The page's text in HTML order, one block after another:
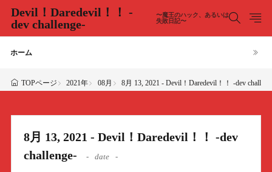
Devil！Daredevil！！ -
dev challenge-
〜魔王のハック、あるいは
失敗日記〜
ホーム
TOPページ 2021年 08月 8月 13, 2021 - Devil！Daredevil！！ -dev
8月 13, 2021 - Devil！Daredevil！！ -dev
challenge-
date